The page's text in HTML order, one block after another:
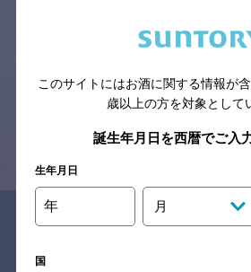
サイトマップ ご意見・ご感想
念のためお店にご確認の上ご来店ください
す。
情報提供：ぐるなび
関連リンク
このサイトにはお酒に関する情報が含
歳以上の方を対象として
誕生年月日を西暦でご入
生年月日
年 月
国